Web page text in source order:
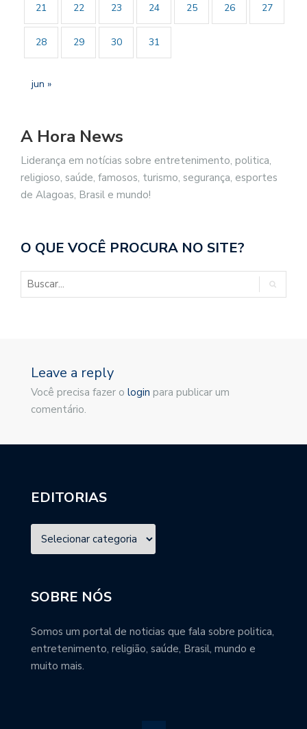
21 22 23 24 25 26 27
28 29 30 31
jun »
A Hora News
Liderança em notícias sobre entretenimento, politica,
religioso, saúde, famosos, turismo, segurança, esportes
de Alagoas, Brasil e mundo!
O QUE VOCÊ PROCURA NO SITE?
Leave a reply
Você precisa fazer o login para publicar um
comentário.
EDITORIAS
SOBRE NÓS
Somos um portal de noticias que fala sobre politica,
entretenimento, religião, saúde, Brasil, mundo e
muito mais.